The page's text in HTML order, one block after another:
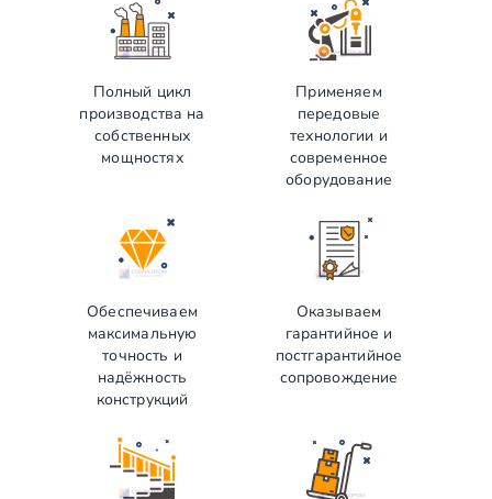
Полный цикл
производства на
собственных
мощностях
Применяем
передовые
технологии и
современное
оборудование
Обеспечиваем
максимальную
точность и
надёжность
конструкций
Оказываем
гарантийное и
постгарантийное
сопровождение